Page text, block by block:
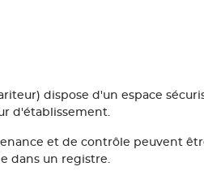
dispose d'un espace
d'établissement.
et de contrôle peuvent
dans un registre.